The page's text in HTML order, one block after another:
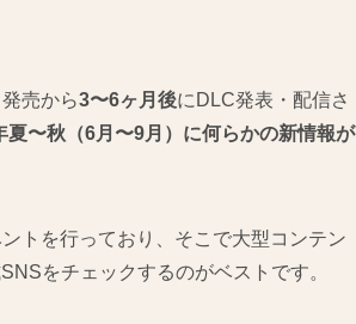
売から3〜6ヶ月後にDLC発表・配信さ
夏〜秋（6月〜9月）に何らかの新情報が
トを行っており、そこで大型コンテン
SNSをチェックするのがベストです。